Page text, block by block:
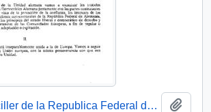
[Carta del Canciller de la Republica Federal de Alemania al Presidente Aylwin].